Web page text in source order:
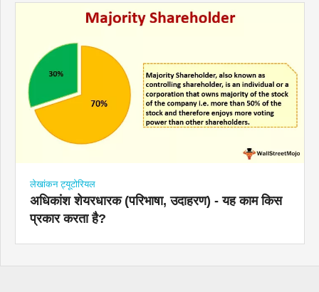
लेखांकन ट्यूटोरियल
अधिकांश शेयरधारक (परिभाषा, उदाहरण) - यह काम किस
प्रकार करता है?